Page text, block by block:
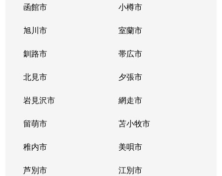
函館市 小樽市
旭川市 室蘭市
釧路市 帯広市
北見市 夕張市
岩見沢市 網走市
留萌市 苫小牧市
稚内市 美唄市
芦別市 江別市